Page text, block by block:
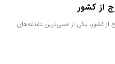
از کشور
از کشور، یکی از اصلی‌ترین دغدغه‌های